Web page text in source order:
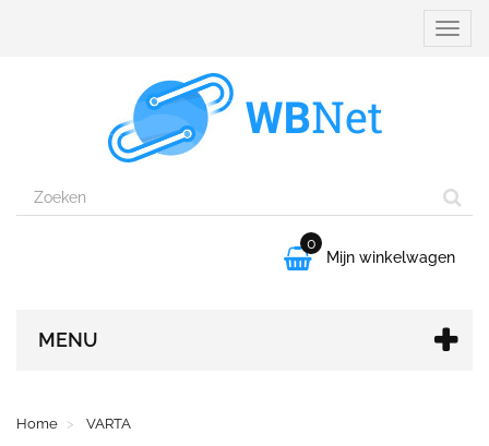

0
Mijn winkelwagen
MENU
Home VARTA